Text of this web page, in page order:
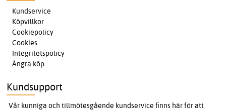
Kundservice
Köpvillkor
Cookiepolicy
Cookies
Integritetspolicy
Ångra köp
Kundsupport
Vår kunniga och tillmötesgående kundservice finns här för att